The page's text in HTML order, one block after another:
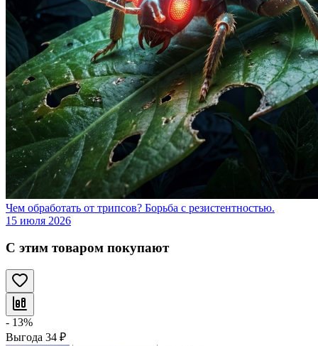
Чем обработать от трипсов? Борьба с резистентностью.
15 июля 2026
С этим товаром покупают
- 13%
Выгода 34 ₽